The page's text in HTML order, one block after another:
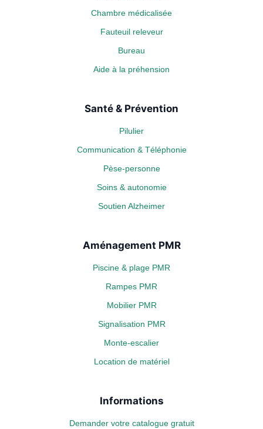
Chambre médicalisée
Fauteuil releveur
Bureau
Aide à la préhension
Santé & Prévention
Pilulier
Communication & Téléphonie
Pèse-personne
Soins & autonomie
Soutien Alzheimer
Aménagement PMR
Piscine & plage PMR
Rampes PMR
Mobilier PMR
Signalisation PMR
Monte-escalier
Location de matériel
Informations
Demander votre catalogue gratuit